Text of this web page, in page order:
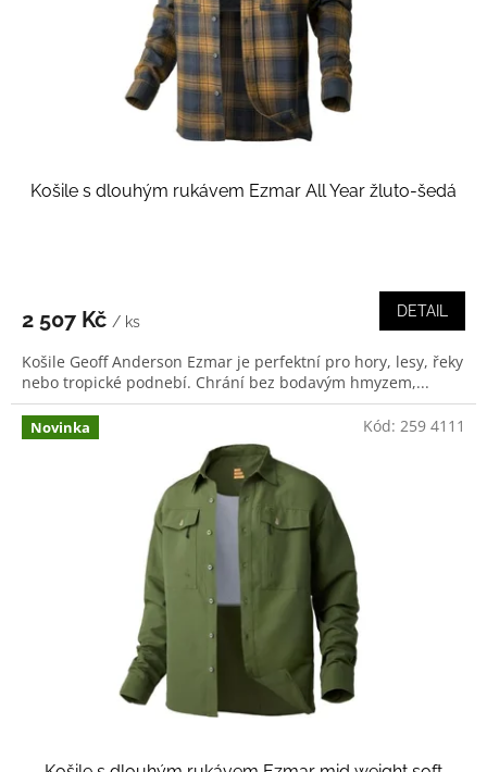
Košile s dlouhým rukávem Ezmar All Year žluto-šedá
2 507 Kč / ks
DETAIL
Košile Geoff Anderson Ezmar je perfektní pro hory, lesy, řeky
nebo tropické podnebí. Chrání bez bodavým hmyzem,...
Novinka Kód: 259 4111